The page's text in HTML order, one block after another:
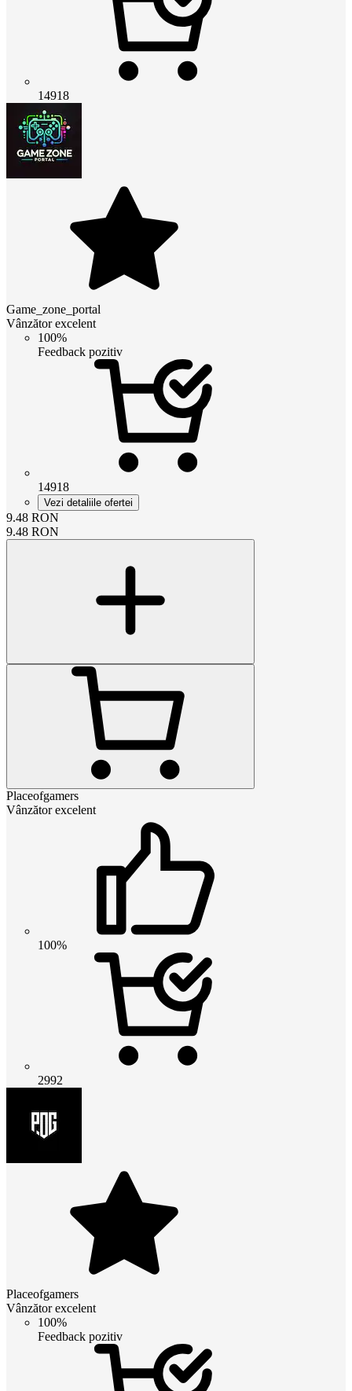
14918
Game_zone_portal
Vânzător excelent
100%
Feedback pozitiv
14918
Vezi detaliile ofertei
9.48 RON
9.48 RON
Placeofgamers
Vânzător excelent
100%
2992
Placeofgamers
Vânzător excelent
100%
Feedback pozitiv